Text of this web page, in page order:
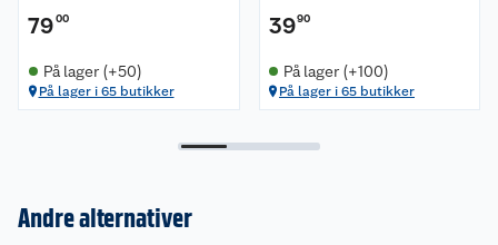
REACH - Inneholder kandidatemner: Bly
REACH Dato: 2022-05-20
Reach Informasjonsplikt: Ja
7900
På lager (+50)
På lager i 65 butikker
3990
På lager (+100)
På lager i 65 butikker
Andre alternativer
Om oss